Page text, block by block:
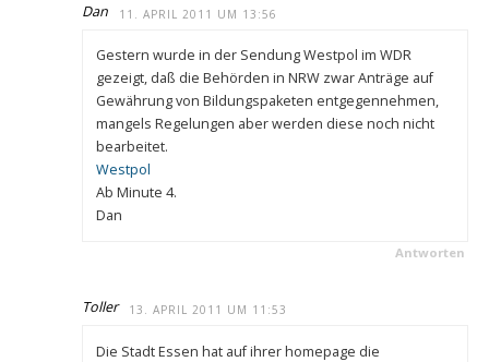
Dan 11. APRIL 2011 UM 13:56
Gestern wurde in der Sendung Westpol im WDR
gezeigt, daß die Behörden in NRW zwar Anträge auf
Gewährung von Bildungspaketen entgegennehmen,
mangels Regelungen aber werden diese noch nicht
bearbeitet.
Westpol
Ab Minute 4.
Dan
Antworten
Toller 13. APRIL 2011 UM 11:53
Die Stadt Essen hat auf ihrer homepage die